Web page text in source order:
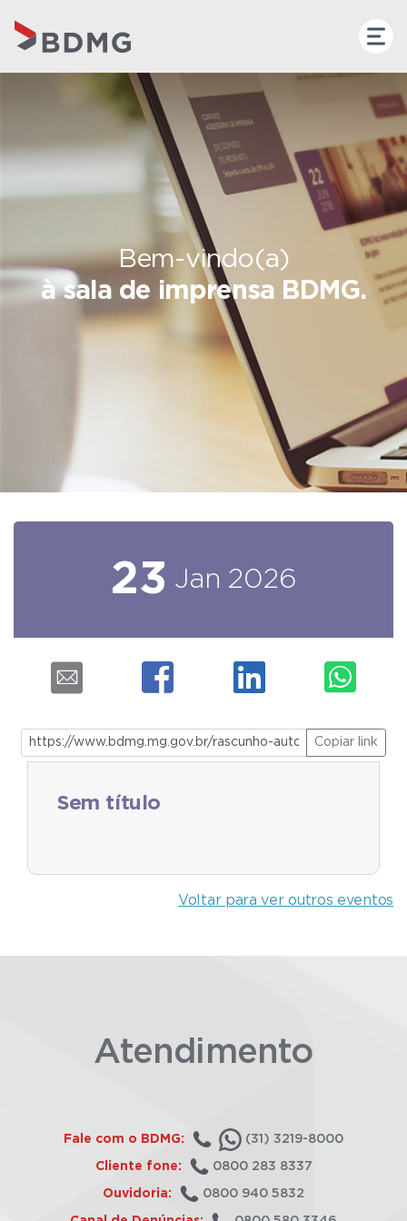
Bem-vindo(a)
à sala de imprensa BDMG.
23 Jan 2026
Copiar link
Sem título
Voltar para ver outros eventos
Atendimento
Fale com o BDMG: (31) 3219-8000
Cliente fone: 0800 283 8337
Ouvidoria: 0800 940 5832